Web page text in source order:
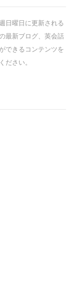
日曜日に更新される
最新ブログ、英会話
できるコンテンツを
さい。